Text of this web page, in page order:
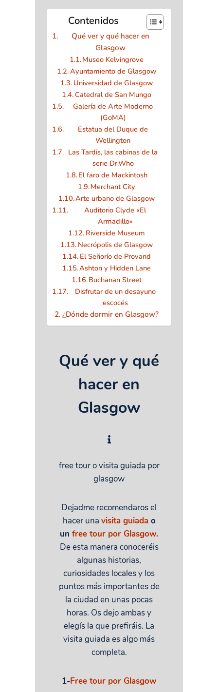
Contenidos
Qué ver y qué hacer en
Glasgow
Museo Kelvingrove
Ayuntamiento de Glasgow
Universidad de Glasgow
Catedral de San Mungo
Galería de Arte Moderno
(GoMA)
Estatua del Duque de
Wellington
Las Tardis, las cabinas de la
serie Dr.Who
El faro de Mackintosh
Merchant City
Arte urbano de Glasgow
Auditorio Clyde «El
Armadillo»
Riverside Museum
Necrópolis de Glasgow
El Señorío de Provand
Ashton y Hidden Lane
Buchanan Street
Disfrutar de un desayuno
escocés
¿Dónde dormir en Glasgow?
Qué ver y qué
hacer en
Glasgow
free tour o visita guiada por
glasgow
Dejadme recomendaros el
hacer una visita guiadao
un free tour por Glasgow.
De esta manera conoceréis
algunas historias,
curiosidades locales y los
puntos más importantes de
la ciudad en unas pocas
horas. Os dejo ambas y
elegís la que prefiráis. La
visita guiada es algo más
completa.
1-Free tour por Glasgow